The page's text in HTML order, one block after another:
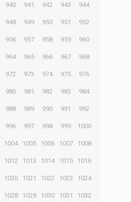
940 941 942 943 944
948 949 950 951 952
956 957 958 959 960
964 965 966 967 968
972 973 974 975 976
980 981 982 983 984
988 989 990 991 992
996 997 998 999 1000
1004 1005 1006 1007 1008
1012 1013 1014 1015 1016
1020 1021 1022 1023 1024
1028 1029 1030 1031 1032